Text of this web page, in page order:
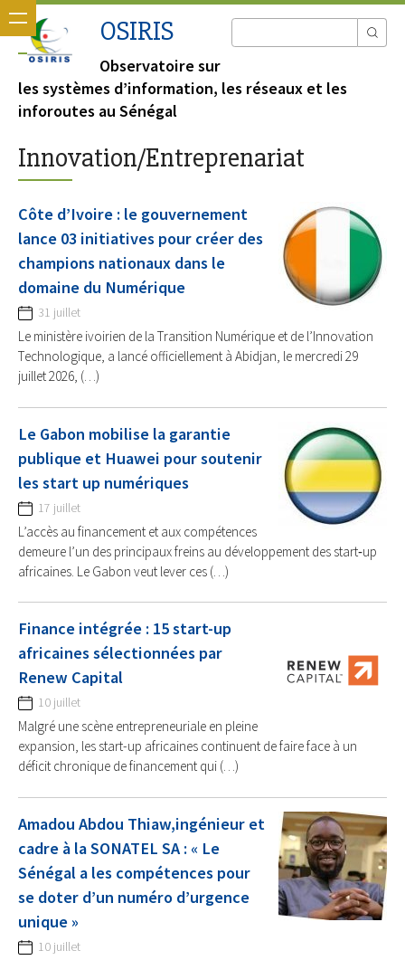
OSIRIS
Observatoire sur
les systèmes d’information, les réseaux et les
inforoutes au Sénégal
Innovation/Entreprenariat
Côte d’Ivoire : le gouvernement
lance 03 initiatives pour créer des
champions nationaux dans le
domaine du Numérique
31 juillet
Le ministère ivoirien de la Transition Numérique et de l’Innovation
Technologique, a lancé officiellement à Abidjan, le mercredi 29
juillet 2026, (…)
Le Gabon mobilise la garantie
publique et Huawei pour soutenir
les start up numériques
17 juillet
L’accès au financement et aux compétences
demeure l’un des principaux freins au développement des start‑up
africaines. Le Gabon veut lever ces (…)
Finance intégrée : 15 start-up
africaines sélectionnées par
Renew Capital
10 juillet
Malgré une scène entrepreneuriale en pleine
expansion, les start-up africaines continuent de faire face à un
déficit chronique de financement qui (…)
Amadou Abdou Thiaw,ingénieur et
cadre à la SONATEL SA : « Le
Sénégal a les compétences pour
se doter d’un numéro d’urgence
unique »
10 juillet